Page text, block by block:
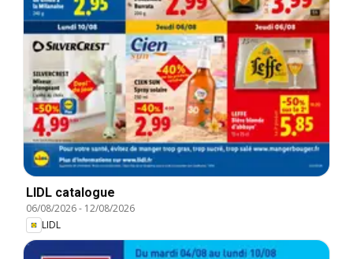
LIDL catalogue
06/08/2026- 12/08/2026
LIDL